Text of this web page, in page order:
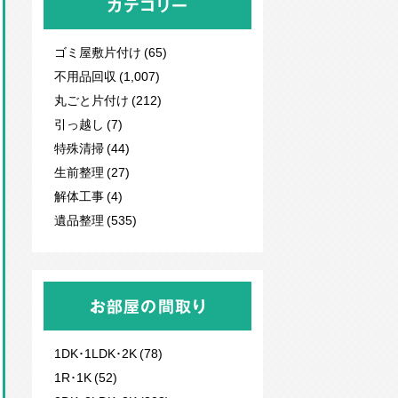
カテゴリー
ゴミ屋敷片付け (65)
不用品回収 (1,007)
丸ごと片付け (212)
引っ越し (7)
特殊清掃 (44)
生前整理 (27)
解体工事 (4)
遺品整理 (535)
お部屋の間取り
1DK･1LDK･2K (78)
1R･1K (52)